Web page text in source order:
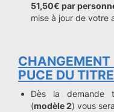
51,50€ par
mise à jour de votre
PUCE DU
Dès la demande
(modèle 2) vous